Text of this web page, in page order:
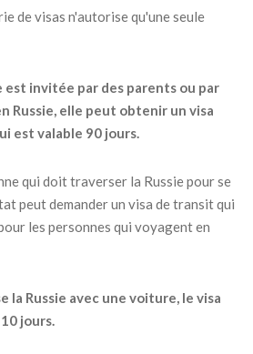
de visas n'autorise qu'une seule
est invitée par des parents ou par
Russie, elle peut obtenir un visa
est valable 90 jours.
qui doit traverser la Russie pour se
peut demander un visa de transit qui
les personnes qui voyagent en
la Russie avec une voiture, le visa
jours.